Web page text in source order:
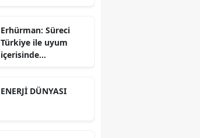
Erhürman: Süreci
Türkiye ile uyum
içerisinde
ENERJİ DÜNYASI